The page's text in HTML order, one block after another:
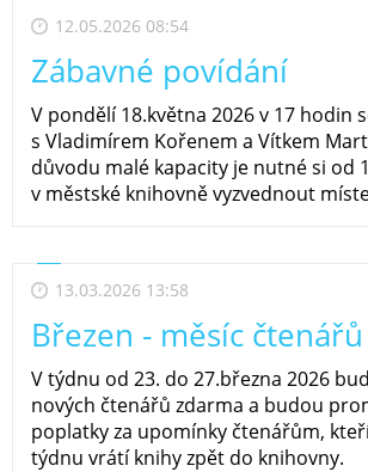
12.05.2026 08:54
Zábavné povídání
V pondělí 18.května 2026 v 17 hodin
s Vladimírem Kořenem a Vítkem
důvodu malé kapacity je nutné si od
v městské knihovně vyzvednout
13.03.2026 13:58
Březen - měsíc
V týdnu od 23. do 27.března 2026
nových čtenářů zdarma a budou
poplatky za upomínky čtenářům,
týdnu vrátí knihy zpět do knihovny.